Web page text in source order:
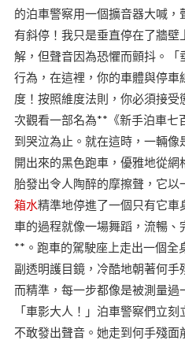
的泊車警察用一個擴音器大喊
有斜停！我只是垂直停在了牆
解，但聲音因為恐懼而顫抖。「
行為，在這裡，你的車體與停
度！按照維度法則，你必須接
次觀看一部名為**《新手泊車七
到哭泣為止。就在這時，一輛像
開出來的黑色跑車，優雅地從
胎發出令人陶醉的摩擦聲，它以
箱水精準地停進了一個只有它車
車的過程就像一場舞蹈，流暢
**。跑車的駕駛座上走出一個全
副透明護目鏡，冷酷地朝著何
而精準，每一步都像是被測量過
「車影大人！」泊車警察們立
不敢發出聲音。她走到何手殘面